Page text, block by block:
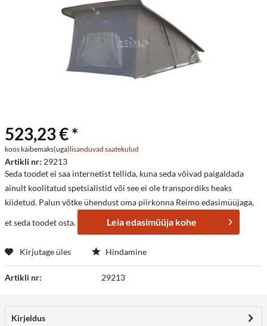
523,23 € *
koos käibemaks(uga)lisanduvad saatekulud
Artikli nr: 29213
Seda toodet ei saa internetist tellida, kuna seda võivad paigaldada
ainult koolitatud spetsialistid või see ei ole transpordiks heaks
kiidetud. Palun võtke ühendust oma piirkonna Reimo edasimüüjaga,
et seda toodet osta.
Leia edasimüüja kohe
Kirjutage üles Hindamine
Artikli nr: 29213
Kirjeldus